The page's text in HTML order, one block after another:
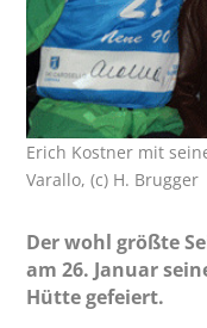
Erich Kostner mit
Varallo, (c) H. Brugger
Der wohl größte
am 26. Januar
Hütte gefeiert.